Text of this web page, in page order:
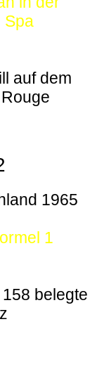
Spa
auf dem
1965
1
belegte